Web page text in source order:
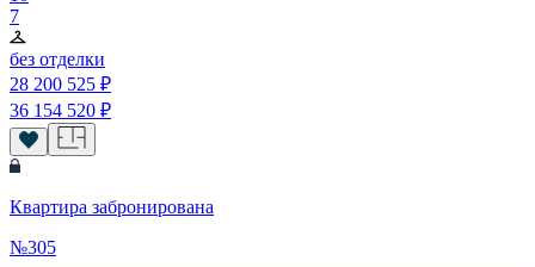
7
без отделки
28 200 525 ₽
36 154 520 ₽
Квартира забронирована
№305